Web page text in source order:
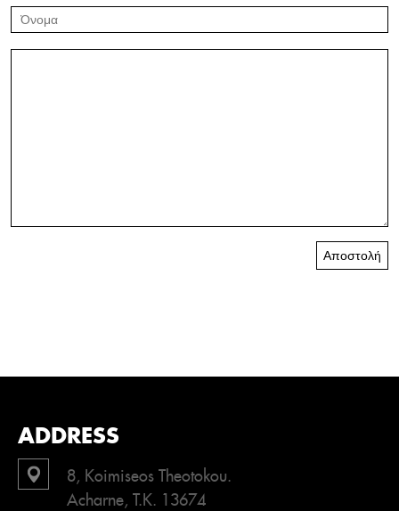
Αποστολή
ADDRESS
8, Koimiseos Theotokou.
Acharne, T.K. 13674